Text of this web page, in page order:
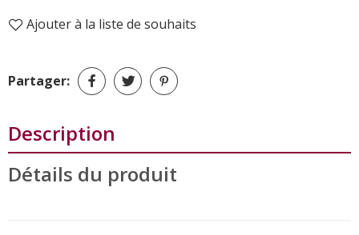
Ajouter à la liste de souhaits
Partager:
Description
Détails du produit